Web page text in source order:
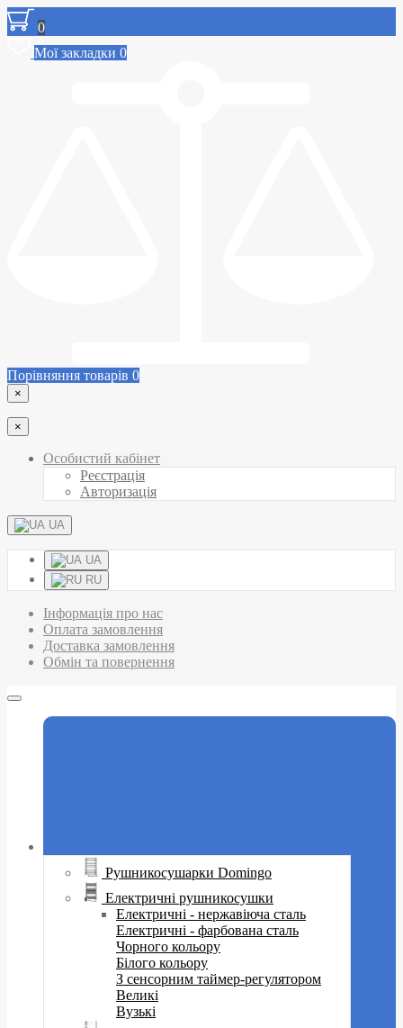
0
Мої закладки 0
Порівняння товарів 0
×
×
Особистий кабінет
Реєстрація
Авторизація
UA
UA
RU
Інформація про нас
Оплата замовлення
Доставка замовлення
Обмін та повернення
Рушникосушарки Domingo
Електричні рушникосушки
Електричні - нержавіюча сталь
Електричні - фарбована сталь
Чорного кольору
Білого кольору
З сенсорним таймер-регулятором
Великі
Вузькі